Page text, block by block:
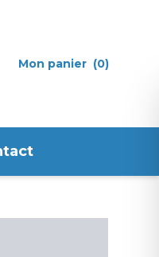
Mon panier (0)